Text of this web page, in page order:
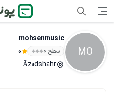
MO
mohsenmusic
سطح ۰ 0
Āzādshahr